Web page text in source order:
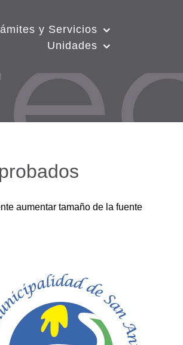
y Servicios
Unidades
aumentar tamaño de la fuente